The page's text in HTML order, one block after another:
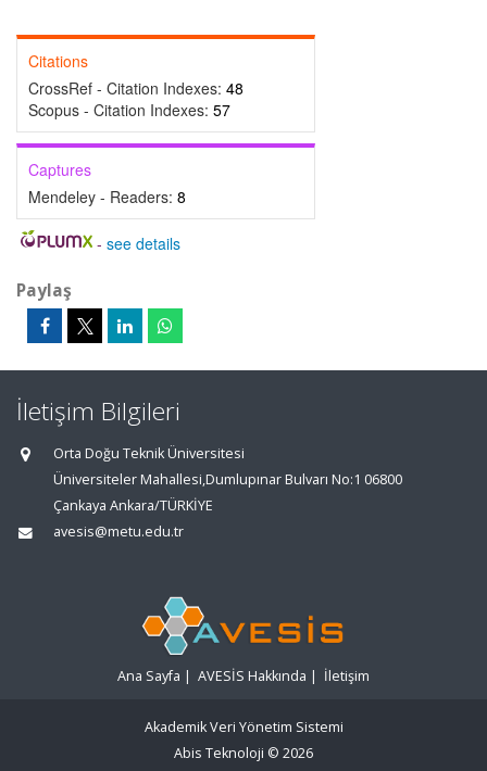
Citations
CrossRef - Citation Indexes: 48
Scopus - Citation Indexes: 57
Captures
Mendeley - Readers: 8
- see details
Paylaş
İletişim Bilgileri
Orta Doğu Teknik Üniversitesi
Üniversiteler Mahallesi,Dumlupınar Bulvarı No:1 06800
Çankaya Ankara/TÜRKİYE
avesis@metu.edu.tr
Ana Sayfa | AVESİS Hakkında | İletişim
Akademik Veri Yönetim Sistemi
Abis Teknoloji © 2026